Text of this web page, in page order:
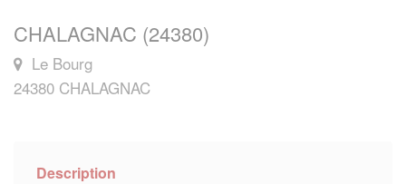
CHALAGNAC (24380)
Le Bourg
24380 CHALAGNAC
Description